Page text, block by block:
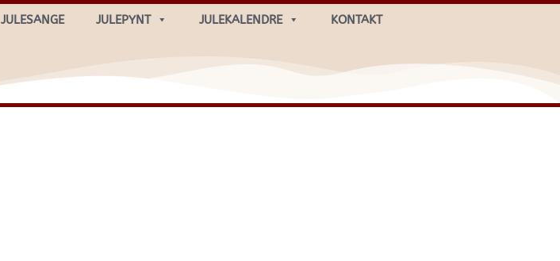
JULESANGE JULEPYNT JULEKALENDRE KONTAKT